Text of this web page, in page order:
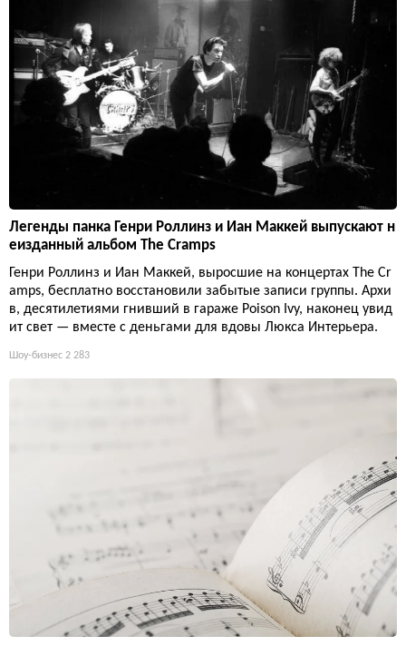
Легенды панка Генри Роллинз и Иан Маккей выпускают н
еизданный альбом The Cramps
Генри Роллинз и Иан Маккей, выросшие на концертах The Cr
amps, бесплатно восстановили забытые записи группы. Архи
в, десятилетиями гнивший в гараже Poison Ivy, наконец увид
ит свет — вместе с деньгами для вдовы Люкса Интерьера.
Шоу-бизнес 2 283